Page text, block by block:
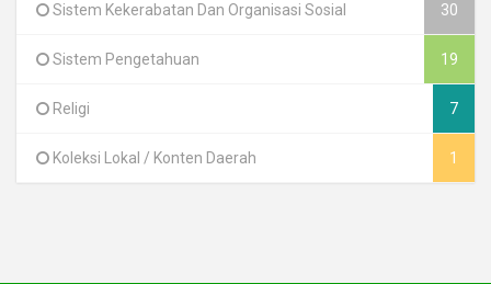
Sistem Kekerabatan Dan Organisasi Sosial 30
Sistem Pengetahuan 19
Religi 7
Koleksi Lokal / Konten Daerah 1